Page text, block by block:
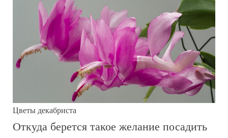
Цветы декабриста
Откуда берется такое желание посадить